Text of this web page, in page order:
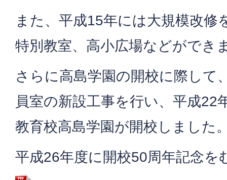
また、平成15年には大規模改修
特別教室、高小広場などができ
さらに高島学園の開校に際して
員室の新設工事を行い、平成22
教育校高島学園が開校しました
平成26年度に開校50周年記念を